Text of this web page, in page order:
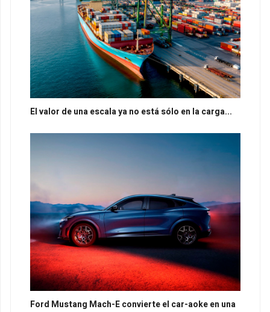
El valor de una escala ya no está sólo en la carga...
Ford Mustang Mach-E convierte el car-aoke en una